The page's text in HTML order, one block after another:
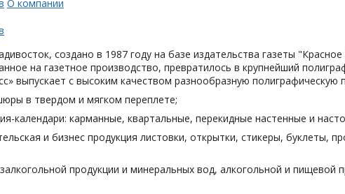
О компании
создано в 1987 году на базе издательства газеты
на газетное производство, превратилось в крупнейший
выпускает с высоким качеством разнообразную полиграфическую
в твердом и мягком переплете;
календари: карманные, квартальные, перекидные настенные и
и бизнес продукция листовки, открытки, стикеры, буклеты,
продукции и минеральных вод, алкогольной и